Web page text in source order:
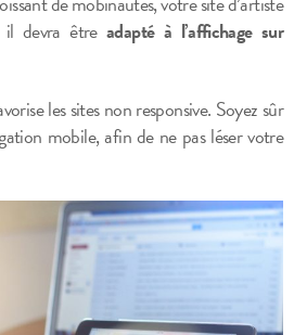
il devra êtreadapté à l’affichage sur
les sites non responsive. Soyez sûr
mobile, afin de ne pas léser votre